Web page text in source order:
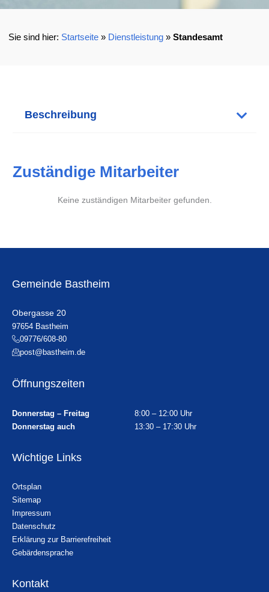
Startseite» Dienstleistung» Standesamt
Beschreibung
Zuständige Mitarbeiter
Keine zuständigen Mitarbeiter gefunden.
Gemeinde Bastheim
Obergasse 20
97654 Bastheim
09776/608-80
post@bastheim.de
Öffnungszeiten
Donnerstag – Freitag
8:00 – 12:00 Uhr
Donnerstag auch
13:30 – 17:30 Uhr
Wichtige Links
Ortsplan
Sitemap
Impressum
Datenschutz
Erklärung zur Barrierefreiheit
Gebärdensprache
Kontakt